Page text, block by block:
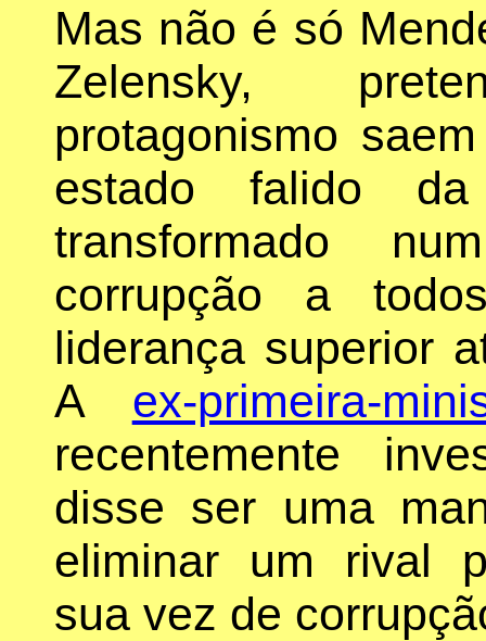
Mas não é só
Zelensky,
protagonismo
estado falido
transformado
corrupção a
liderança superior
A ex-primeira-
recentemente
disse ser uma
eliminar um rival
sua vez de